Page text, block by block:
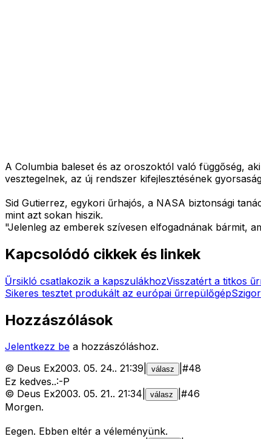
A Columbia baleset és az oroszoktól való függőség,
vesztegelnek, az új rendszer kifejlesztésének
Sid Gutierrez, egykori űrhajós, a NASA biztonsági
mint azt sokan hiszik.
"Jelenleg az emberek szívesen elfogadnának bármit,
Kapcsolódó cikkek és linkek
Űrsikló csatlakozik a kapszulákhozVisszatért a titkos
Sikeres tesztet produkált az európai űrrepülőgép
Hozzászólások
Jelentkezz be a hozzászóláshoz.
© Deus Ex2003. 05. 24.. 21:39 válasz #48
Ez kedves..:-P
© Deus Ex2003. 05. 21.. 21:34 válasz #46
Morgen.
Eegen. Ebben eltér a véleményünk.